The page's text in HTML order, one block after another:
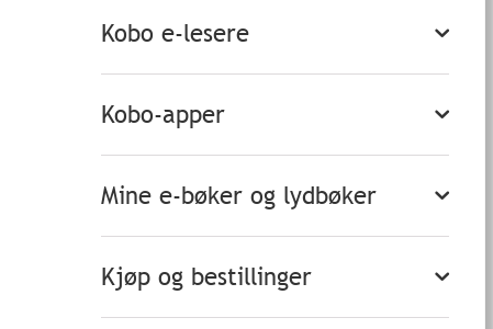
Kobo e-lesere
Kobo-apper
Mine e-bøker og lydbøker
Kjøp og bestillinger